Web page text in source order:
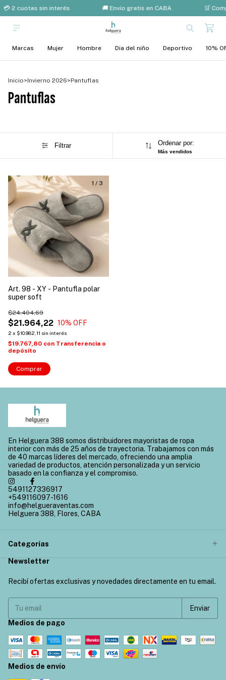
💳 2 cuotas sin interés 🚚 Envío gratis en CABA 🛒
Marcas Mujer Hombre Dia del niño Deportivo 10%
Inicio>Invierno 2026>Pantuflas
Pantuflas
Filtrar Ordenar por:
Más vendidos
1 / 3
Art. 98 - XY - Pantufla polar
super soft
$21.964,22
$24.404,69
10% OFF
2 x $10.982,11 sin interés
$19.767,80 con Transferencia o
depósito
Comprar
En Helguera 388 somos distribuidores mayoristas de ropa
interior con más de 25 años de trayectoria. Trabajamos con más
de 40 marcas líderes del mercado, ofreciendo una amplia
variedad de productos, atención personalizada y un servicio
basado en la confianza y el compromiso.
5491127336917
+549116097-1616
info@helgueraventas.com
Helguera 388, Flores, CABA
Categorías
Newsletter
Recibí ofertas exclusivas y novedades directamente en tu email.
Medios de pago
Medios de envío